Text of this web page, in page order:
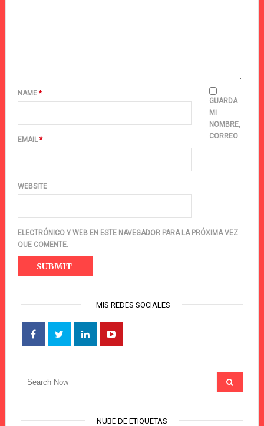
NAME *
EMAIL*
WEBSITE
GUARDA
MI
NOMBRE,
CORREO
ELECTRÓNICO Y WEB EN ESTE NAVEGADOR PARA LA PRÓXIMA VEZ
QUE COMENTE.
MIS REDES SOCIALES
NUBE DE ETIQUETAS